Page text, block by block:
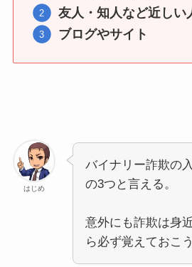
友人・知人など近しい
ブログやサイト
はじめ
バイナリー詐欺の
の3つと言える。
意外にも詐欺は身
ら必ず覚えておこう